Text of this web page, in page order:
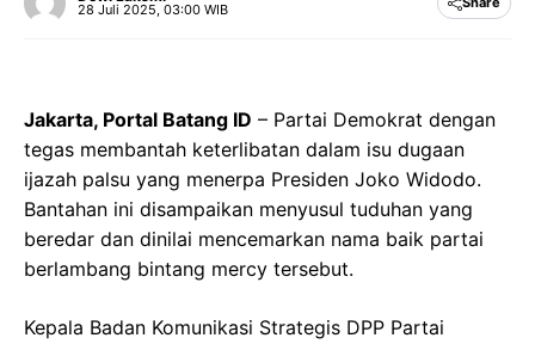
28 Juli 2025, 03:00 WIB
Jakarta, Portal Batang ID – Partai Demokrat dengan
tegas membantah keterlibatan dalam isu dugaan
ijazah palsu yang menerpa Presiden Joko Widodo.
Bantahan ini disampaikan menyusul tuduhan yang
beredar dan dinilai mencemarkan nama baik partai
berlambang bintang mercy tersebut.
Kepala Badan Komunikasi Strategis DPP Partai